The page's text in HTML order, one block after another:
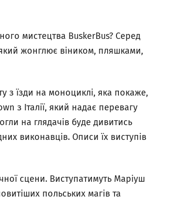
мистецтва BuskerBus? Серед
жонглює віником, пляшками,
з їзди на моноциклі, яка покаже,
з Італії, який надає перевагу
на глядачів буде дивитись
виконавців. Описи їх виступів
сцени. Виступатимуть Маріуш
польських магів та